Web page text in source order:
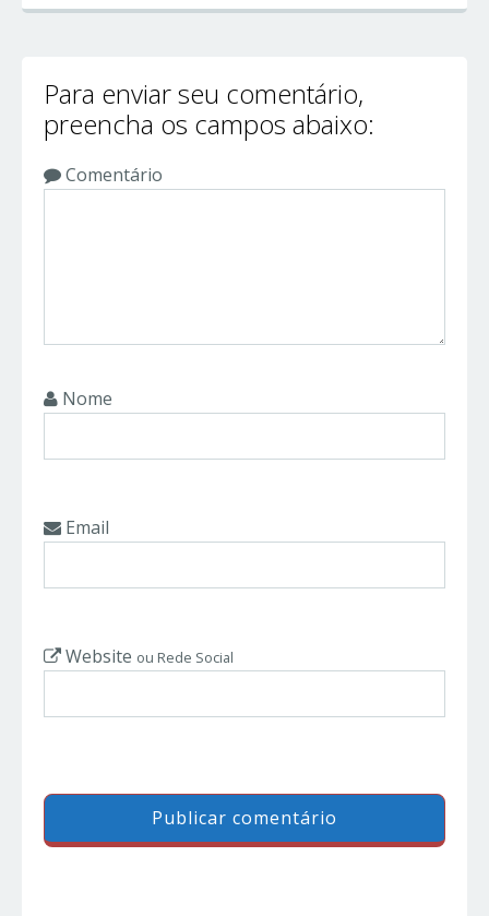
Para enviar seu comentário,
preencha os campos abaixo:
Comentário
Nome
Email
Website ou Rede Social